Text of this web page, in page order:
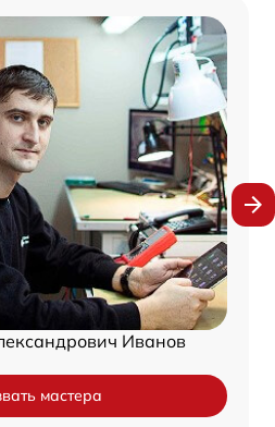
Иванов
мастера